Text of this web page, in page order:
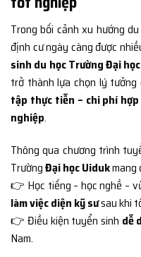
Trong bối cảnh xu hướng
định cư ngày càng được
sinh du học Trường Đại
trở thành lựa chọn lý tưởng
tập thực tiễn – chi phí
nghiệp.
Thông qua chương trình
TrườngĐại học Uidukmang
👉 Học tiếng – học nghề –
làm việc diện kỹ sưsau khi
👉 Điều kiện tuyển sinh dễ
Nam.